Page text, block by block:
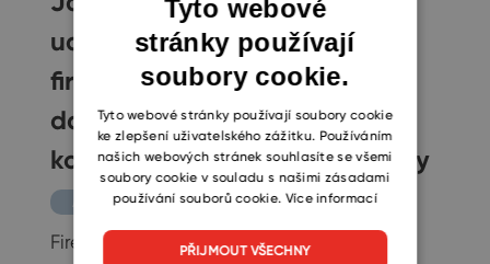
udržovat
firemní
databázi
kontaktů?
Akademie
Firemní kontakty by
složitého
spravování
oddělených
databází díky
Pohoda
Connectoru
ENGLISH
CZECH
SLOVAK
Tyto webové
stránky používají
soubory cookie.
Tyto webové stránky používají soubory cookie
ke zlepšení uživatelského zážitku. Používáním
našich webových stránek souhlasíte se všemi
soubory cookie v souladu s našimi zásadami
používání souborů cookie. Více informací
PŘIJMOUT VŠECHNY